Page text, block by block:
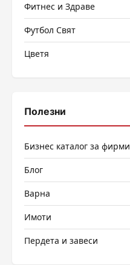
Фитнес и Здраве
Футбол Свят
Цветя
Полезни
Бизнес каталог за фирми
Блог
Варна
Имоти
Пердета и завеси